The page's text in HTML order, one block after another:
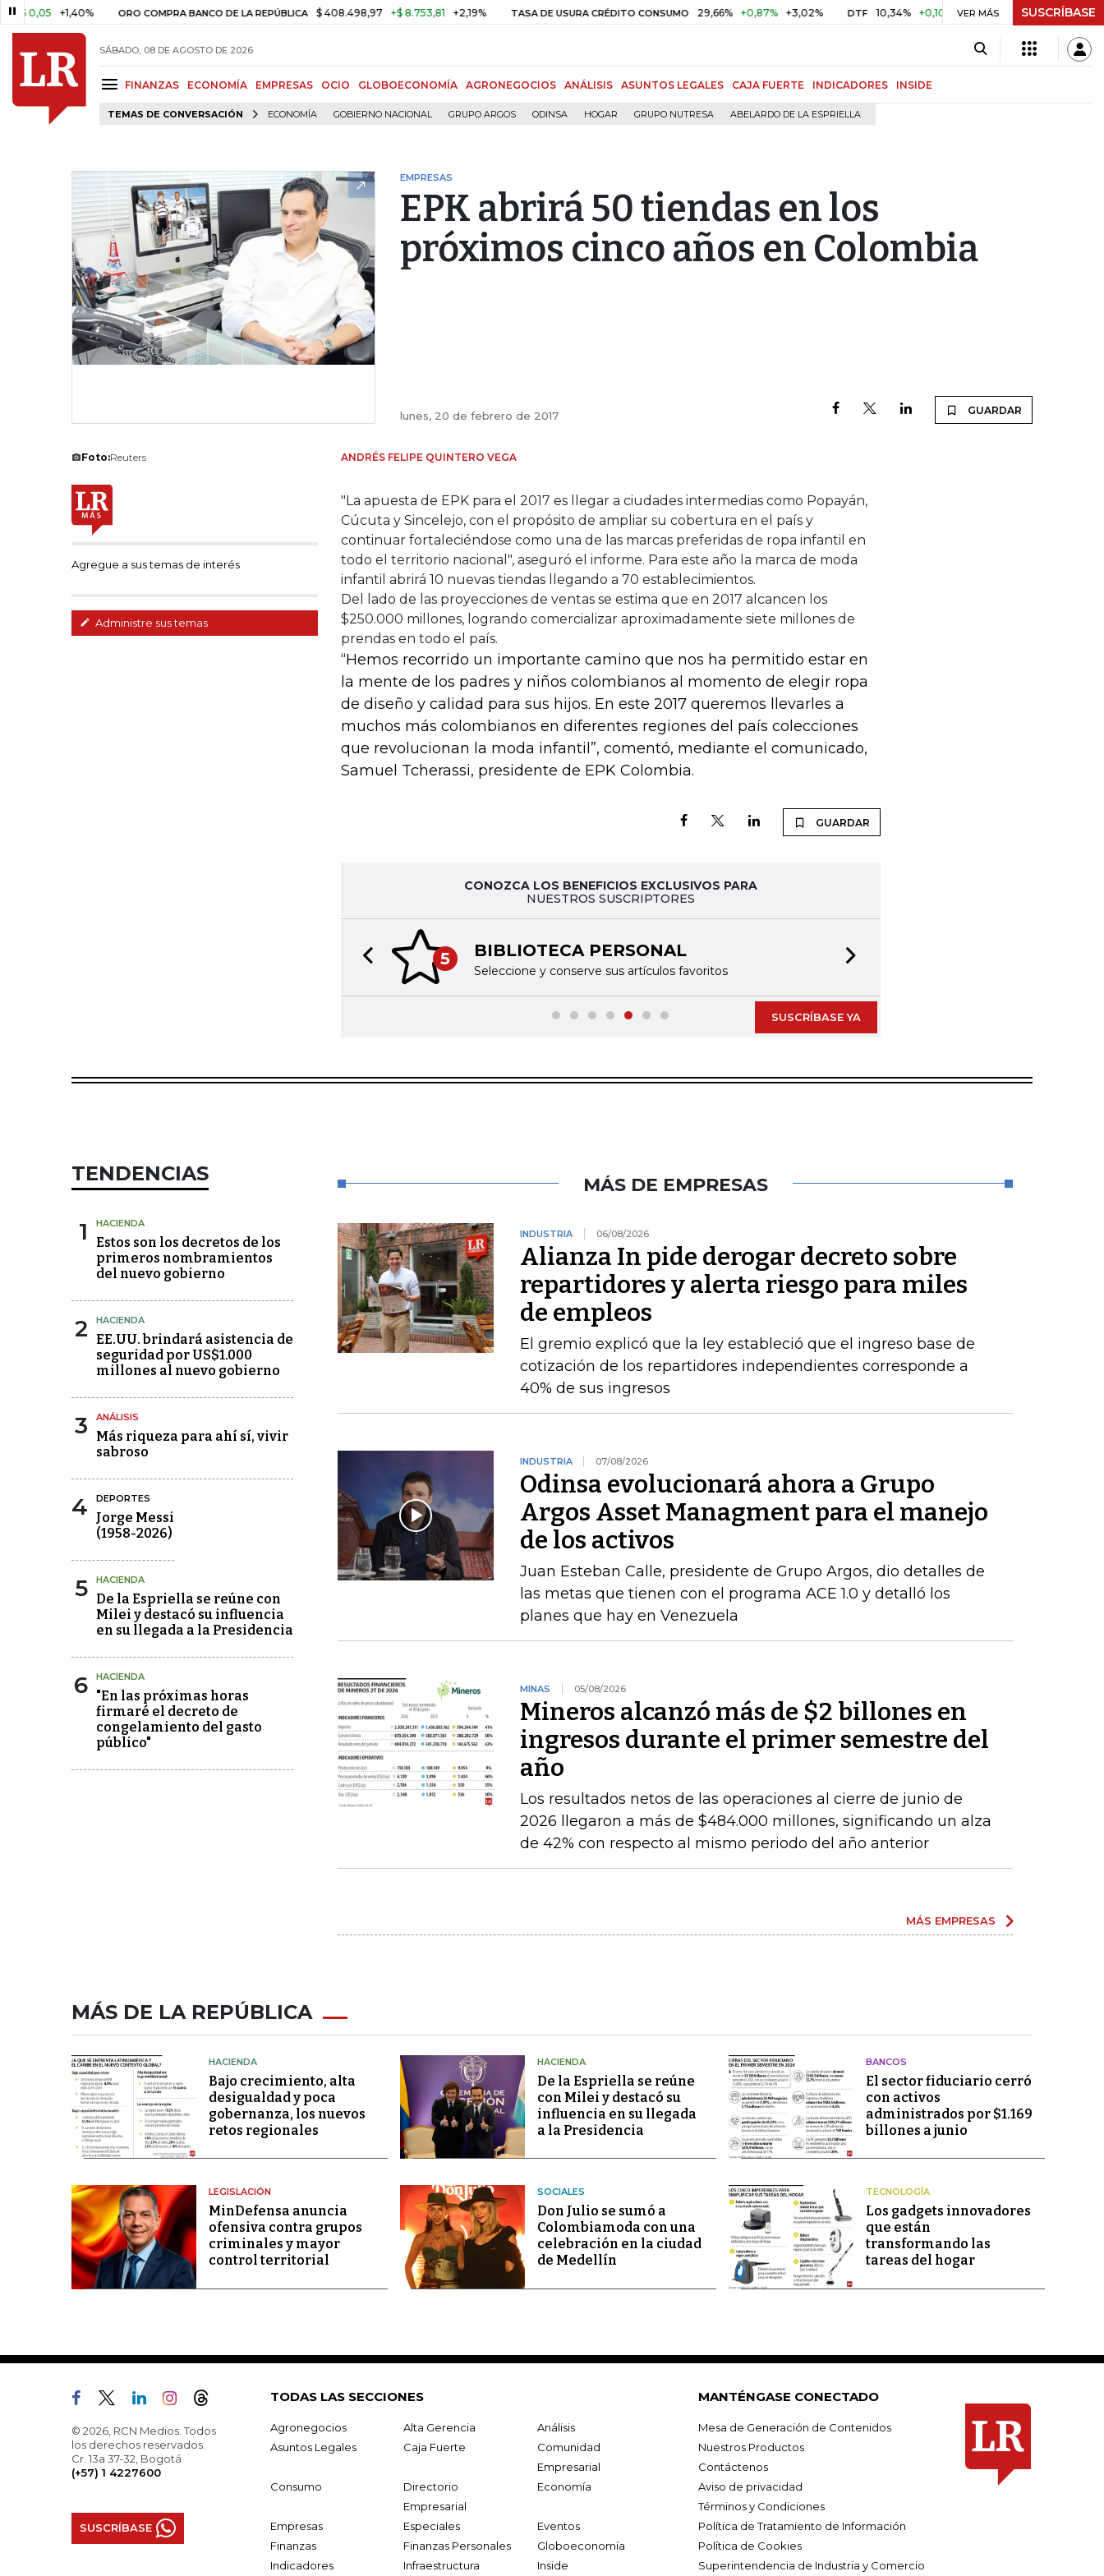
+1,40% ORO COMPRA BANCO DE LA REPÚBLICA $ 408.498,97 +$ 8.753,81 +2,19% TASA DE USURA CRÉDITO CONSUMO 29,66% +0,87% +3,02% DTF 10,34% +0,10% +0,98% UVR $ 416,96 +$ 0,05
VER MÁS SUSCRÍBASE
SÁBADO, 08 DE AGOSTO DE 2026
FINANZAS ECONOMÍA EMPRESAS OCIO GLOBOECONOMÍA AGRONEGOCIOS ANÁLISIS ASUNTOS LEGALES CAJA FUERTE INDICADORES INSIDE
TEMAS DE CONVERSACIÓN ECONOMÍA GOBIERNO NACIONAL GRUPO ARGOS ODINSA HOGAR GRUPO NUTRESA ABELARDO DE LA ESPRIELLA
EMPRESAS
EPK abrirá 50 tiendas en los
próximos cinco años en Colombia
lunes, 20 de febrero de 2017 GUARDAR
Foto:Reuters
Agregue a sus temas de interés
Administre sus temas
ANDRÉS FELIPE QUINTERO VEGA
"La apuesta de EPK para el 2017 es llegar a ciudades intermedias como Popayán,
Cúcuta y Sincelejo, con el propósito de ampliar su cobertura en el país y
continuar fortaleciéndose como una de las marcas preferidas de ropa infantil en
todo el territorio nacional", aseguró el informe. Para este año la marca de moda
infantil abrirá 10 nuevas tiendas llegando a 70 establecimientos.
Del lado de las proyecciones de ventas se estima que en 2017 alcancen los
$250.000 millones, logrando comercializar aproximadamente siete millones de
prendas en todo el país.
“Hemos recorrido un importante camino que nos ha permitido estar en
la mente de los padres y niños colombianos al momento de elegir ropa
de diseño y calidad para sus hijos. En este 2017 queremos llevarles a
muchos más colombianos en diferentes regiones del país colecciones
que revolucionan la moda infantil”, comentó, mediante el comunicado,
Samuel Tcherassi, presidente de EPK Colombia.
GUARDAR
CONOZCA LOS BENEFICIOS EXCLUSIVOS PARA
NUESTROS SUSCRIPTORES
5 BIBLIOTECA PERSONAL
Seleccione y conserve sus artículos favoritos
Previous slide
SUSCRÍBASE YA
TENDENCIAS
1 HACIENDA
Estos son los decretos de los
primeros nombramientos
del nuevo gobierno
2 HACIENDA
EE.UU. brindará asistencia de
seguridad por US$1.000
millones al nuevo gobierno
3 ANÁLISIS
Más riqueza para ahí sí, vivir
sabroso
4 DEPORTES
Jorge Messi
(1958-2026)
5 HACIENDA
De la Espriella se reúne con
Milei y destacó su influencia
en su llegada a la Presidencia
6 HACIENDA
"En las próximas horas
firmaré el decreto de
congelamiento del gasto
público"
MÁS DE EMPRESAS
INDUSTRIA 06/08/2026
Alianza In pide derogar decreto sobre
repartidores y alerta riesgo para miles
de empleos
El gremio explicó que la ley estableció que el ingreso base de
cotización de los repartidores independientes corresponde a
40% de sus ingresos
INDUSTRIA 07/08/2026
Odinsa evolucionará ahora a Grupo
Argos Asset Managment para el manejo
de los activos
Juan Esteban Calle, presidente de Grupo Argos, dio detalles de
las metas que tienen con el programa ACE 1.0 y detalló los
planes que hay en Venezuela
MINAS 05/08/2026
Mineros alcanzó más de $2 billones en
ingresos durante el primer semestre del
año
Los resultados netos de las operaciones al cierre de junio de
2026 llegaron a más de $484.000 millones, significando un alza
de 42% con respecto al mismo periodo del año anterior
MÁS EMPRESAS
MÁS DE LA REPÚBLICA
HACIENDA
Bajo crecimiento, alta
desigualdad y poca
gobernanza, los nuevos
retos regionales
HACIENDA
De la Espriella se reúne
con Milei y destacó su
influencia en su llegada
a la Presidencia
BANCOS
El sector fiduciario cerró
con activos
administrados por $1.169
billones a junio
LEGISLACIÓN
MinDefensa anuncia
ofensiva contra grupos
criminales y mayor
control territorial
SOCIALES
Don Julio se sumó a
Colombiamoda con una
celebración en la ciudad
de Medellín
TECNOLOGÍA
Los gadgets innovadores
que están
transformando las
tareas del hogar
© 2026, RCN Medios. Todos
los derechos reservados.
Cr. 13a 37-32, Bogotá
(+57) 1 4227600
SUSCRÍBASE
TODAS LAS SECCIONES
Agronegocios Alta Gerencia
Análisis
Asuntos Legales
Caja Fuerte
Comunidad
Empresarial
Consumo
Directorio
Empresarial
Economía
Empresas Especiales
Eventos
Finanzas
Finanzas Personales
Globoeconomía
Indicadores
Infraestructura Inside
MANTÉNGASE CONECTADO
Mesa de Generación de Contenidos
Nuestros Productos
Contáctenos
Aviso de privacidad
Términos y Condiciones
Política de Tratamiento de Información
Política de Cookies
Superintendencia de Industria y Comercio